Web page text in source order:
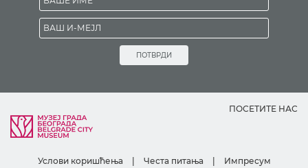
ПОТВРДИ
Услови коришћења Честа питања Импресум
ПОСЕТИТЕ НАС